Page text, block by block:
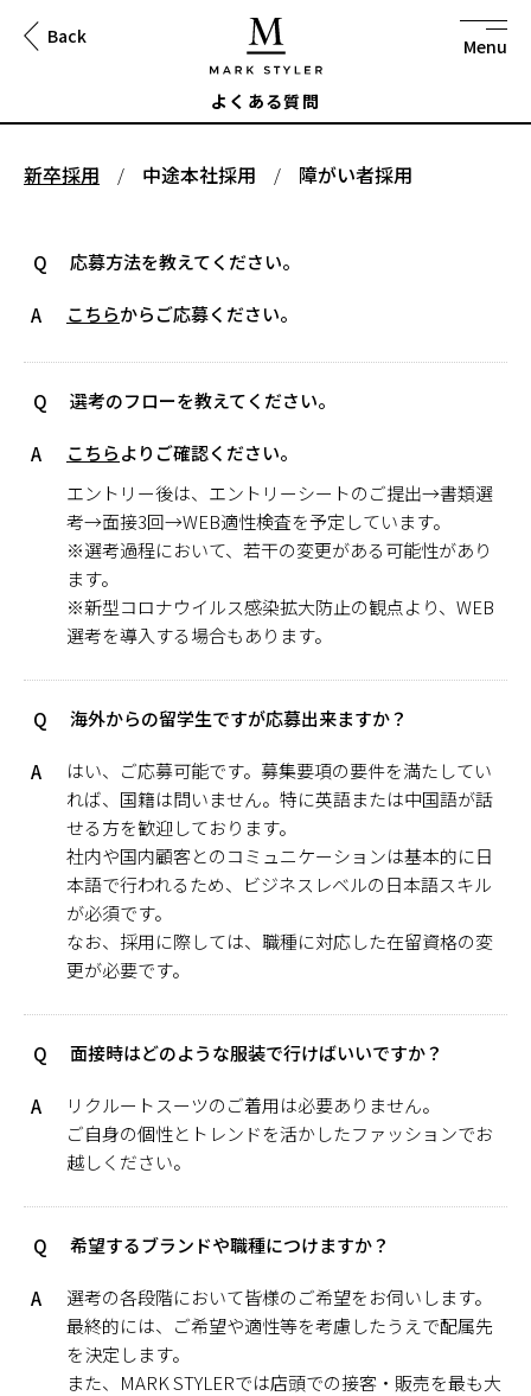
Back
よくある質問
新卒採用 中途本社採用 障がい者採用
Q 応募方法を教えてください。
A こちらからご応募ください。
Q 選考のフローを教えてください。
A こちらよりご確認ください。
エントリー後は、エントリーシートのご提出→書類選
考→面接3回→WEB適性検査を予定しています。
※選考過程において、若干の変更がある可能性があり
ます。
※新型コロナウイルス感染拡大防止の観点より、WEB
選考を導入する場合もあります。
Q 海外からの留学生ですが応募出来ますか？
A
はい、ご応募可能です。募集要項の要件を満たしてい
れば、国籍は問いません。特に英語または中国語が話
せる方を歓迎しております。
社内や国内顧客とのコミュニケーションは基本的に日
本語で行われるため、ビジネスレベルの日本語スキル
が必須です。
なお、採用に際しては、職種に対応した在留資格の変
更が必要です。
Q 面接時はどのような服装で行けばいいですか？
A
リクルートスーツのご着用は必要ありません。
ご自身の個性とトレンドを活かしたファッションでお
越しください。
Q 希望するブランドや職種につけますか？
A
選考の各段階において皆様のご希望をお伺いします。
最終的には、ご希望や適性等を考慮したうえで配属先
を決定します。
また、MARK STYLERでは店頭での接客・販売を最も大